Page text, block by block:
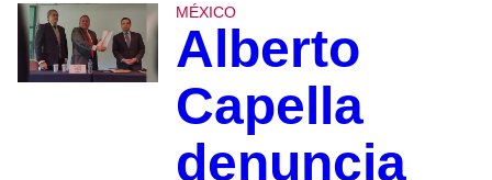
MÉXICO
Alberto
Capella
denuncia